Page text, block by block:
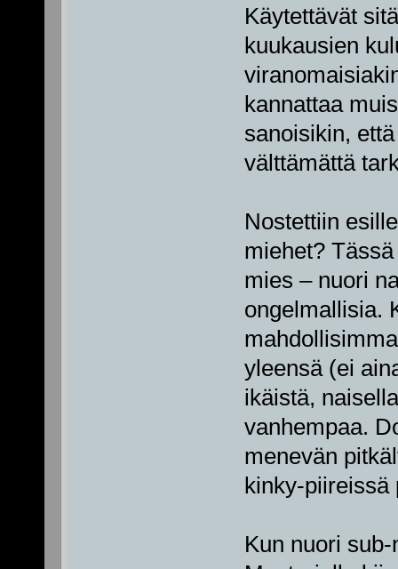
Käytettävät
kuukausien
kannattaa
sanoisikin,
välttämättä
Nostettiin
miehet?
mies – nuori
ongelmallisia.
yleensä (ei
ikäistä,
vanhempaa.
menevän
kinky-piireissä
Kun nuori